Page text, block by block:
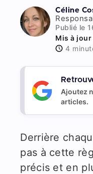
Céline
Publié le
Mis à jour
4
Ajoutez
articles.
Derrière
pas à cette
précis et en